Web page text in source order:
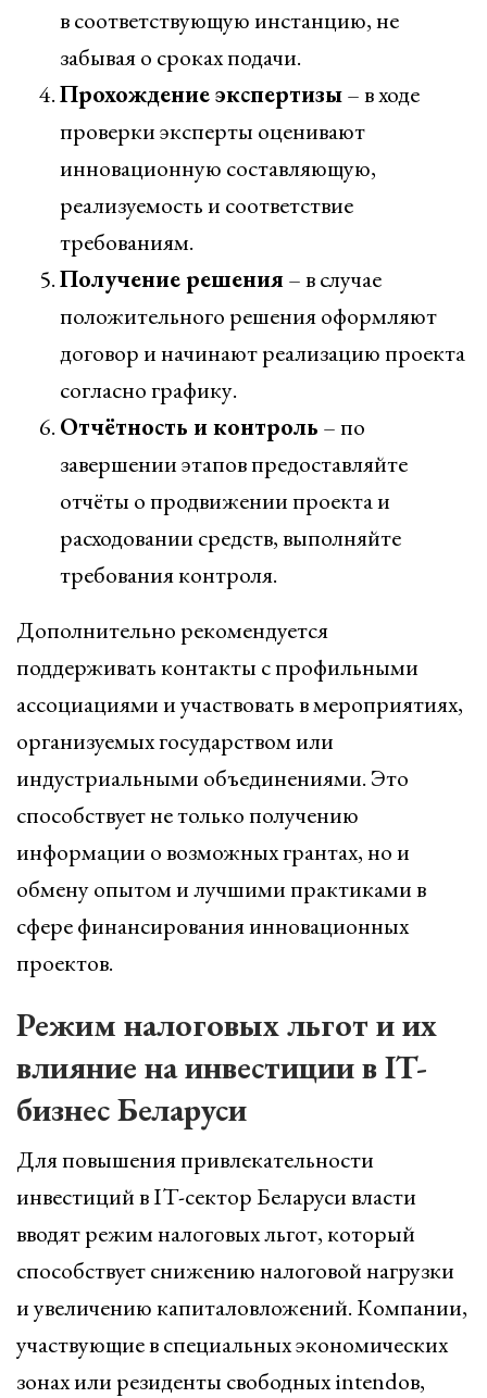
в соответствующую инстанцию, не
забывая о сроках подачи.
Прохождение экспертизы– в ходе
проверки эксперты оценивают
инновационную составляющую,
реализуемость и соответствие
требованиям.
Получение решения– в случае
положительного решения оформляют
договор и начинают реализацию проекта
согласно графику.
Отчётность и контроль – по
завершении этапов предоставляйте
отчёты о продвижении проекта и
расходовании средств, выполняйте
требования контроля.
Дополнительно рекомендуется
поддерживать контакты с профильными
ассоциациями и участвовать в мероприятиях,
организуемых государством или
индустриальными объединениями. Это
способствует не только получению
информации о возможных грантах, но и
обмену опытом и лучшими практиками в
сфере финансирования инновационных
проектов.
Режим налоговых льгот и их
влияние на инвестиции в IT-
бизнес Беларуси
Для повышения привлекательности
инвестиций в IT-сектор Беларуси власти
вводят режим налоговых льгот, который
способствует снижению налоговой нагрузки
и увеличению капиталовложений. Компании,
участвующие в специальных экономических
зонах или резиденты свободных intendов,